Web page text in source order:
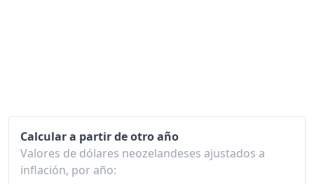
1983
521.64
Calcular a partir de otro año
Valores de dólares neozelandeses ajustados a
inflación, por año: